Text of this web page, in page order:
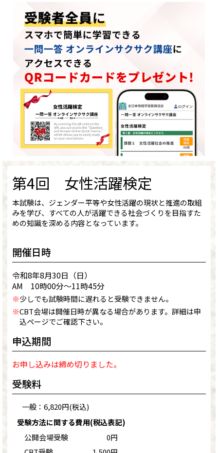
第4回 女性活躍検定
本試験は、ジェンダー平等や女性活躍の現状と推進の取組
みを学び、すべての人が活躍できる社会づくりを目指すた
めの知識を深める内容となっています。
開催日時
令和8年8月30日（日）
AM 10時00分～11時45分
※少しでも試験時間に遅れると受験できません。
※CBT会場は開催日時が異なる場合があります。詳細は申
込ページでご確認下さい。
申込期間
お申し込みは締め切りました。
受験料
一般：6,820円(税込)
受験方法に関する費用(税込表記)
公開会場受験
0円